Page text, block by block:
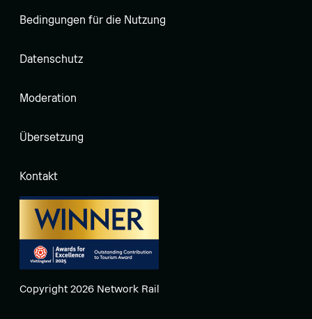
Bedingungen für die Nutzung
Datenschutz
Moderation
Übersetzung
Kontakt
Copyright 2026 Network Rail